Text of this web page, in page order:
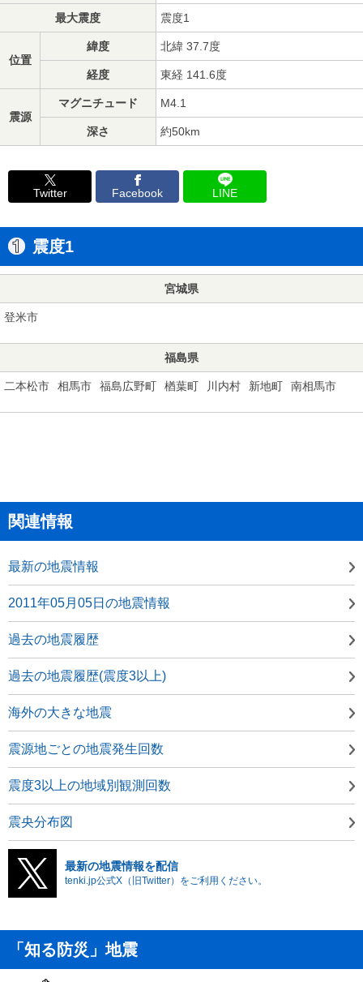
最大震度 震度1
位置
緯度 北緯 37.7度
経度 東経 141.6度
震源
マグニチュード M4.1
深さ 約50km
Twitter Facebook LINE
震度1
宮城県
登米市
福島県
二本松市 相馬市 福島広野町 楢葉町 川内村 新地町 南相馬市
関連情報
最新の地震情報
2011年05月05日の地震情報
過去の地震履歴
過去の地震履歴(震度3以上)
海外の大きな地震
震源地ごとの地震発生回数
震度3以上の地域別観測回数
震央分布図
最新の地震情報を配信
tenki.jp公式X（旧Twitter）をご利用ください。
「知る防災」地震